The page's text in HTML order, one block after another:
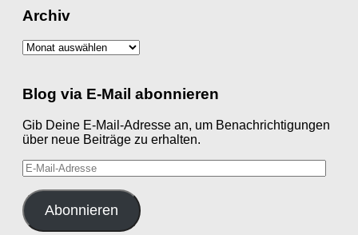
Archiv
Archiv
Blog via E-Mail abonnieren
Gib Deine E-Mail-Adresse an, um Benachrichtigungen
über neue Beiträge zu erhalten.
E-
Mail-
Adresse
Abonnieren